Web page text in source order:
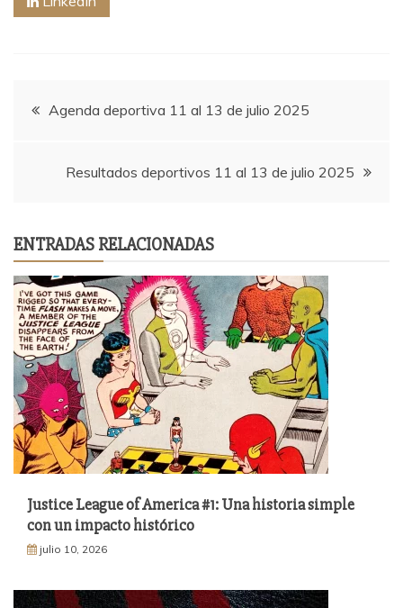
Navegación
Agenda deportiva 11 al 13 de julio 2025
Resultados deportivos 11 al 13 de julio 2025
ENTRADAS RELACIONADAS
Justice League of America #1: Una historia simple
con un impacto histórico
julio 10, 2026